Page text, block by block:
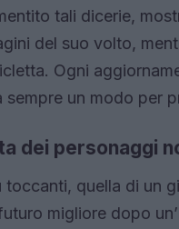
tali dicerie,
del suo volto,
Ogni
un modo per
dei personaggi
toccanti, quella di un
migliore dopo